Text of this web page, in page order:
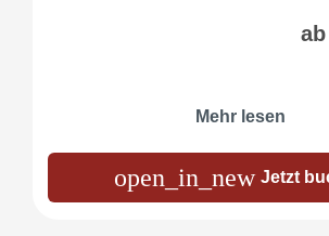
Mehr lesen
open_in_new Jetzt